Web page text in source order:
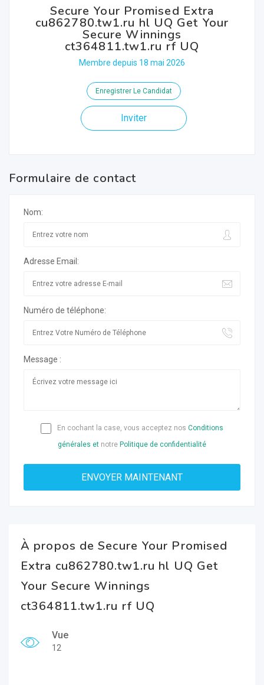
Secure Your Promised Extra
cu862780.tw1.ru hl UQ Get Your
Secure Winnings
ct364811.tw1.ru rf UQ
Membre depuis 18 mai 2026
Enregistrer Le Candidat
Inviter
Formulaire de contact
Nom:
Adresse Email:
Numéro de téléphone:
Message :
En cochant la case, vous acceptez nos Conditions
générales et notre Politique de confidentialité
À propos de Secure Your Promised
Extra cu862780.tw1.ru hl UQ Get
Your Secure Winnings
ct364811.tw1.ru rf UQ
Vue
12